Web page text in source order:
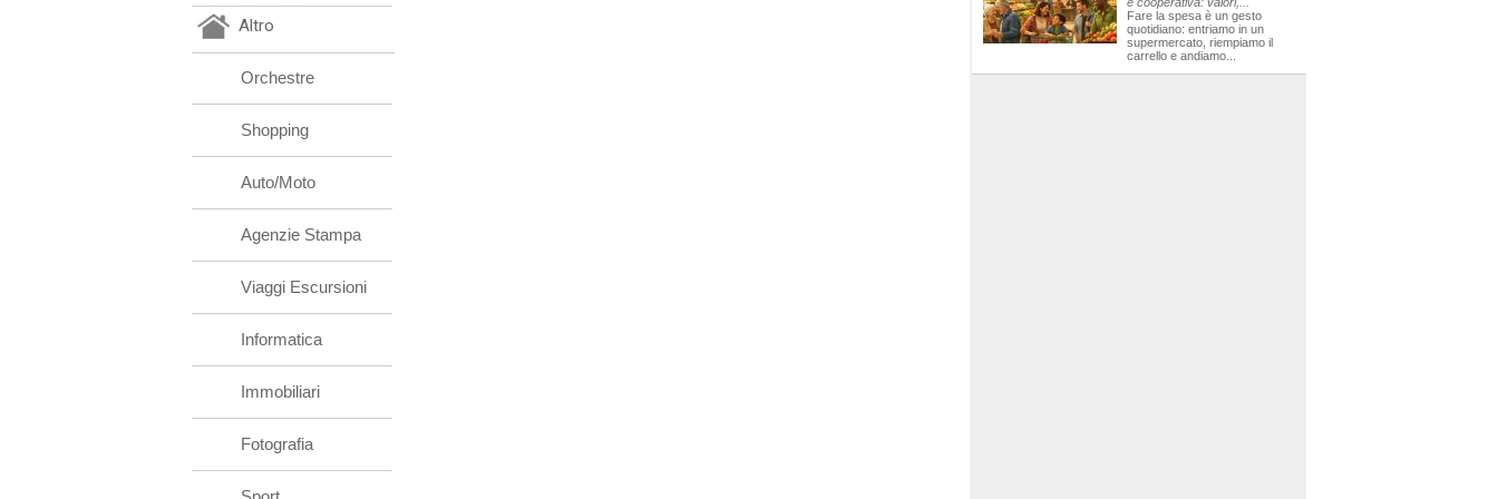
Altro
Orchestre
Shopping
Auto/Moto
Agenzie Stampa
Viaggi Escursioni
Informatica
Immobiliari
Fotografia
Fare la spesa è un gesto
quotidiano: entriamo in un
supermercato, riempiamo il
carrello e andiamo...